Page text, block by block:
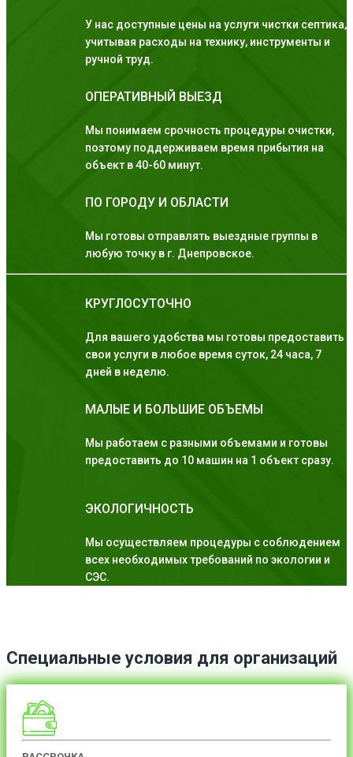
У нас доступные цены на услуги чистки септика,
учитывая расходы на технику, инструменты и
ручной труд.
ОПЕРАТИВНЫЙ ВЫЕЗД
Мы понимаем срочность процедуры очистки,
поэтому поддерживаем время прибытия на
объект в 40-60 минут.
ПО ГОРОДУ И ОБЛАСТИ
Мы готовы отправлять выездные группы в
любую точку в г. Днепровское.
КРУГЛОСУТОЧНО
Для вашего удобства мы готовы предоставить
свои услуги в любое время суток, 24 часа, 7
дней в неделю.
МАЛЫЕ И БОЛЬШИЕ ОБЪЕМЫ
Мы работаем с разными объемами и готовы
предоставить до 10 машин на 1 объект сразу.
ЭКОЛОГИЧНОСТЬ
Мы осуществляем процедуры с соблюдением
всех необходимых требований по экологии и
СЭС.
Специальные условия для организаций